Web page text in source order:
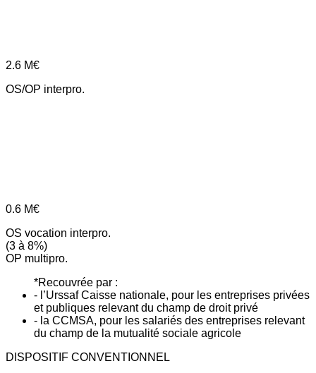
2.6 M€
OS/OP interpro.
0.6 M€
OS vocation interpro.
(3 à 8%)
OP multipro.
*Recouvrée par :
- l’Urssaf Caisse nationale, pour les entreprises privées
et publiques relevant du champ de droit privé
- la CCMSA, pour les salariés des entreprises relevant
du champ de la mutualité sociale agricole
DISPOSITIF CONVENTIONNEL